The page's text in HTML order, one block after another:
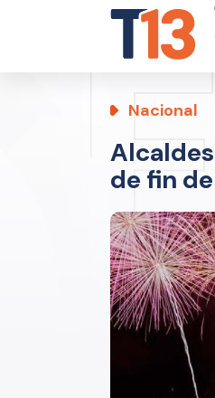
Nacional
de fin